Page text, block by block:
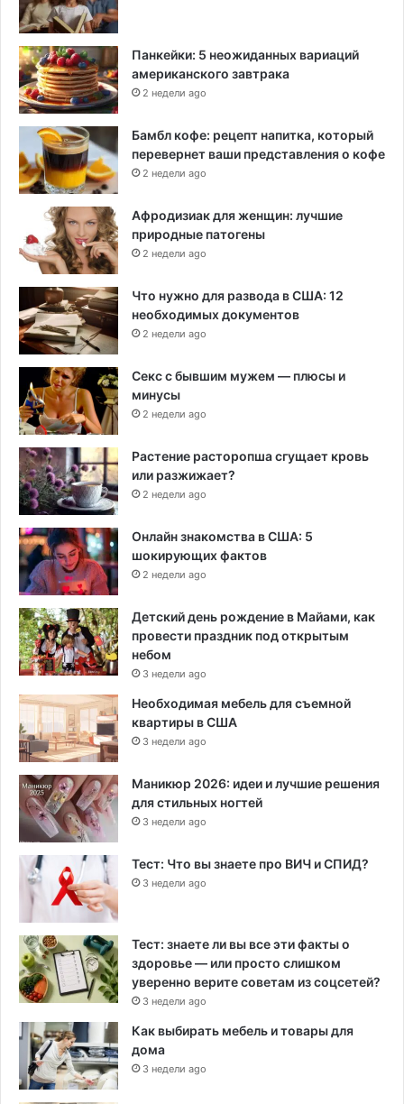
Панкейки: 5 неожиданных вариаций
американского завтрака
2 недели ago
Бамбл кофе: рецепт напитка, который
перевернет ваши представления о кофе
2 недели ago
Афродизиак для женщин: лучшие
природные патогены
2 недели ago
Что нужно для развода в США: 12
необходимых документов
2 недели ago
Секс с бывшим мужем — плюсы и
минусы
2 недели ago
Растение расторопша сгущает кровь
или разжижает?
2 недели ago
Онлайн знакомства в США: 5
шокирующих фактов
2 недели ago
Детский день рождение в Майами, как
провести праздник под открытым
небом
3 недели ago
Необходимая мебель для съемной
квартиры в США
3 недели ago
Маникюр 2026: идеи и лучшие решения
для стильных ногтей
3 недели ago
Тест: Что вы знаете про ВИЧ и СПИД?
3 недели ago
Тест: знаете ли вы все эти факты о
здоровье — или просто слишком
уверенно верите советам из соцсетей?
3 недели ago
Как выбирать мебель и товары для
дома
3 недели ago